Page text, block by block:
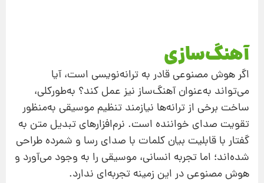
آهنگ‌سازی
اگر هوش مصنوعی قادر به ترانه‌نویسی است، آیا
می‌تواند به‌عنوان آهنگ‌ساز نیز عمل کند؟ به‌طورکلی،
ساخت برخی از ترانه‌ها نیازمند تنظیم موسیقی‌ به‌منظور
تقویت صدای خواننده است. نرم‌افزارهای تبدیل متن به
گفتار با قابلیت بیان کلمات با صدای رسا و شمرده طراحی
شده‌اند؛ اما تجربه انسانی، موسیقی را به وجود می‌آورد و
هوش مصنوعی در این زمینه تجربه‌ای ندارد.